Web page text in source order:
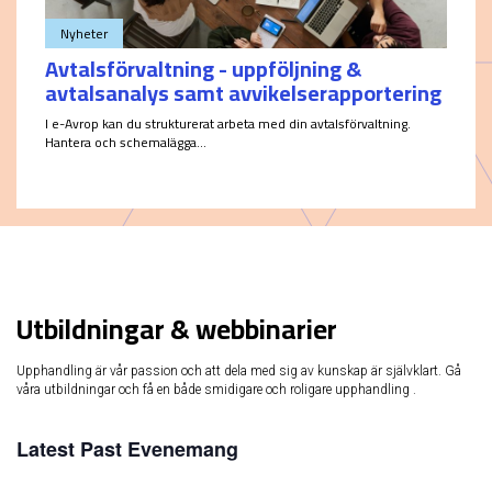
Nyheter
Avtalsförvaltning - uppföljning &
avtalsanalys samt avvikelserapportering
I e-Avrop kan du strukturerat arbeta med din avtalsförvaltning.
Hantera och schemalägga...
Utbildningar & webbinarier
Upphandling är vår passion och att dela med sig av kunskap är självklart. Gå
våra utbildningar och få en både smidigare och roligare upphandling .
Latest Past Evenemang